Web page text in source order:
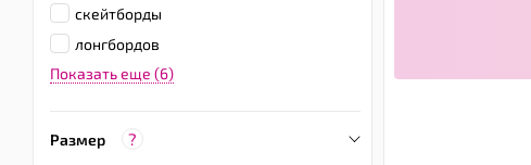
скейтборды
лонгбордов
Показать еще (6)
Размер ?